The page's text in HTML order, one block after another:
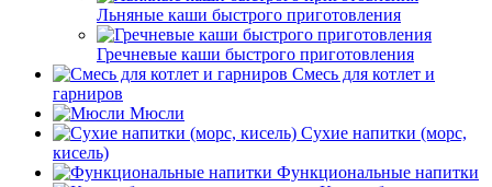
Льняные каши быстрого приготовления
Гречневые каши быстрого приготовления
Смесь для котлет и
гарниров
Мюсли
Сухие напитки (морс,
кисель)
Функциональные напитки